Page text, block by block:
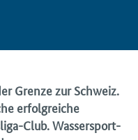
Grenze zur Schweiz.
erfolgreiche
Club. Wassersport-